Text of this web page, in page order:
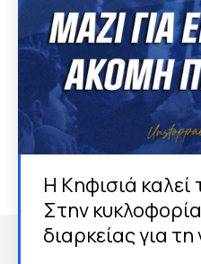
Η Κηφισιά καλεί
Στην
διαρκείας για